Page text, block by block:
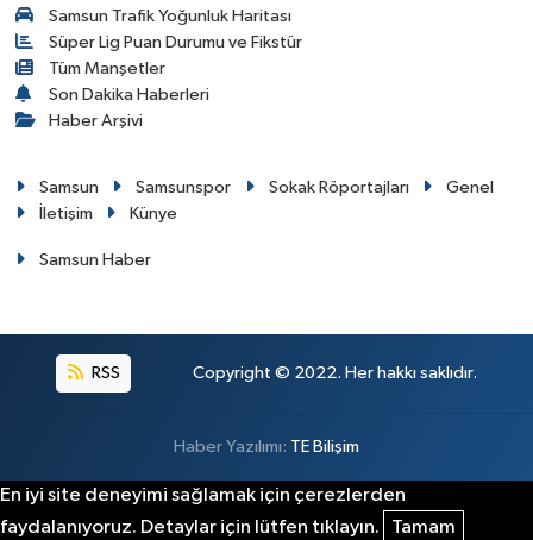
Samsun Trafik Yoğunluk Haritası
Süper Lig Puan Durumu ve Fikstür
Tüm Manşetler
Son Dakika Haberleri
Haber Arşivi
Samsun Samsunspor Sokak Röportajları
Genel
İletişim
Künye
Samsun Haber
RSS Copyright © 2022. Her hakkı saklıdır.
Haber Yazılımı: TE Bilişim
En iyi site deneyimi sağlamak için çerezlerden
faydalanıyoruz. Detaylar için lütfen tıklayın.
Tamam